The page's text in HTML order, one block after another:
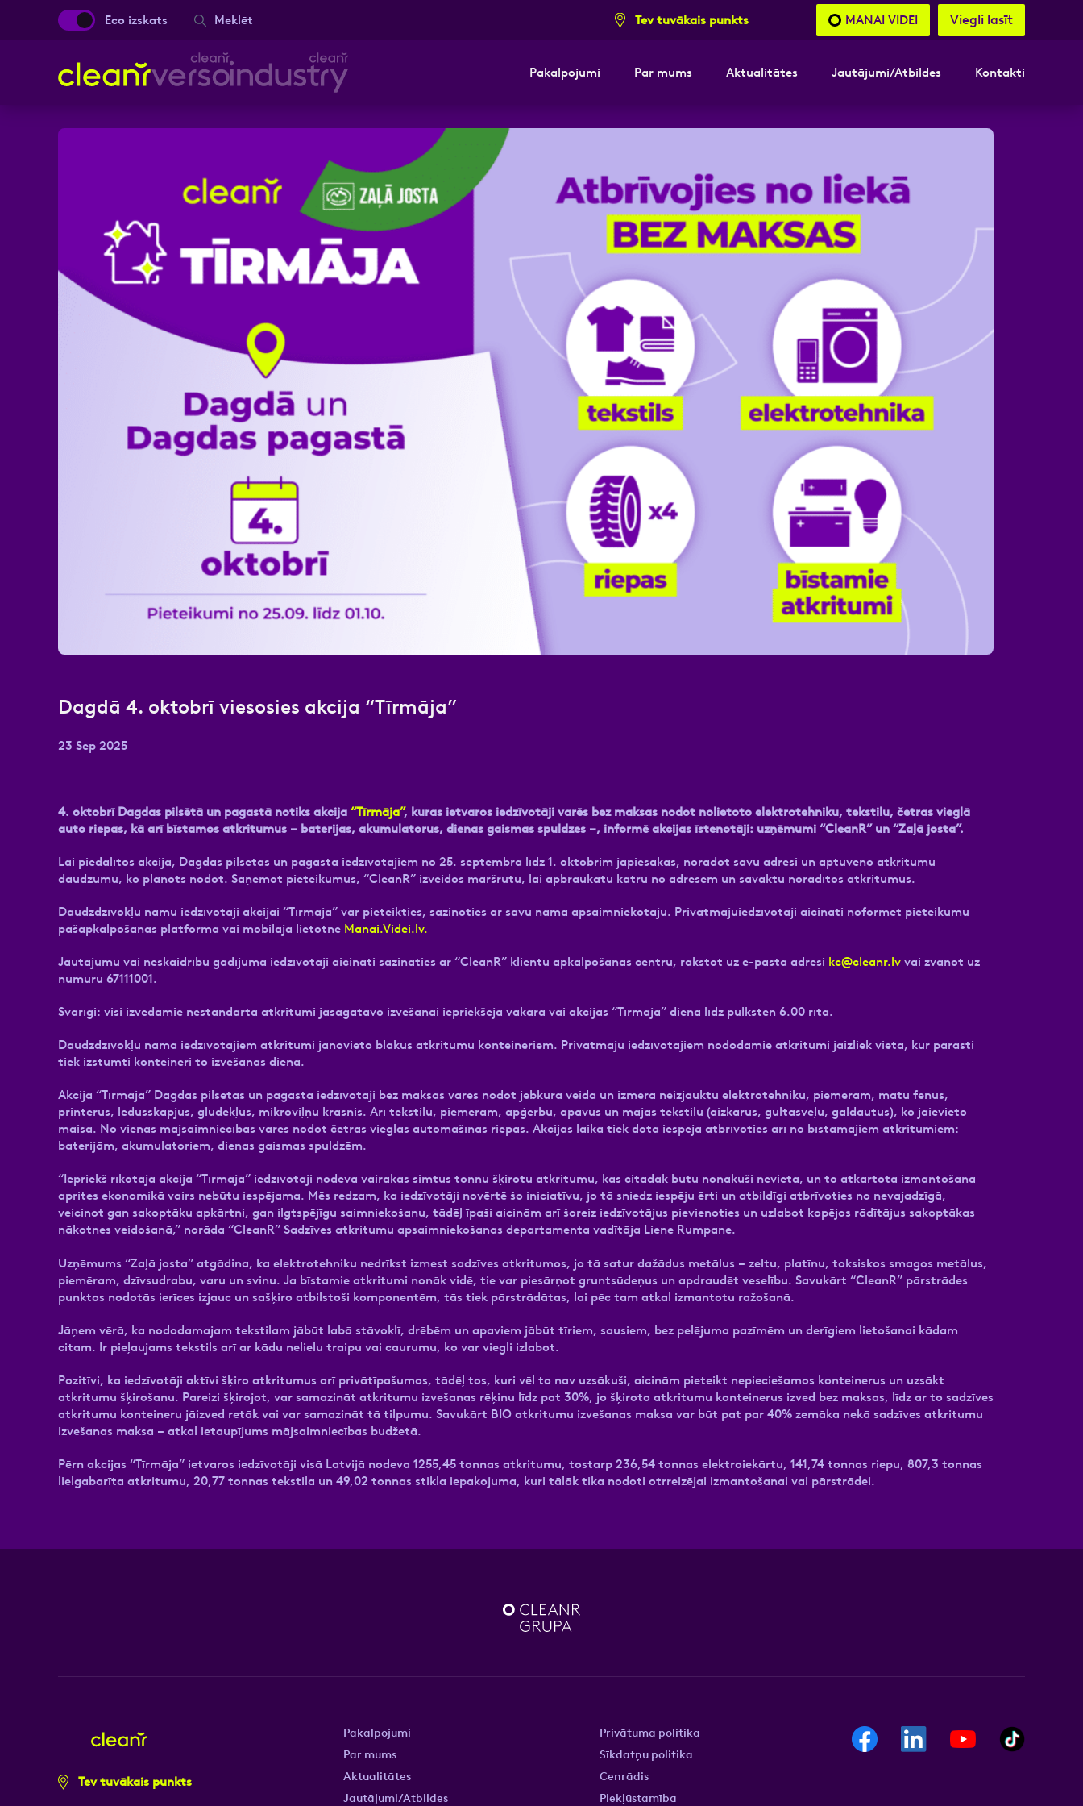
Eco izskats Meklēt Tev tuvākais punkts MANAI VIDEI Viegli lasīt
Pakalpojumi Par mums Aktualitātes Jautājumi/Atbildes Kontakti
Dagdā 4. oktobrī viesosies akcija “Tīrmāja”
23 Sep 2025
4. oktobrī Dagdas pilsētā un pagastā notiks akcija “Tīrmāja”, kuras ietvaros iedzīvotāji varēs bez maksas nodot nolietoto elektrotehniku, tekstilu, četras vieglā
auto riepas, kā arī bīstamos atkritumus – baterijas, akumulatorus, dienas gaismas spuldzes –, informē akcijas īstenotāji: uzņēmumi “CleanR” un “Zaļā josta”.
Lai piedalītos akcijā, Dagdas pilsētas un pagasta iedzīvotājiem no 25. septembra līdz 1. oktobrim jāpiesakās, norādot savu adresi un aptuveno atkritumu
daudzumu, ko plānots nodot. Saņemot pieteikumus, “CleanR” izveidos maršrutu, lai apbraukātu katru no adresēm un savāktu norādītos atkritumus.
Daudzdzīvokļu namu iedzīvotāji akcijai “Tīrmāja” var pieteikties, sazinoties ar savu nama apsaimniekotāju. Privātmājuiedzīvotāji aicināti noformēt pieteikumu
pašapkalpošanās platformā vai mobilajā lietotnē Manai.Videi.lv.
Jautājumu vai neskaidrību gadījumā iedzīvotāji aicināti sazināties ar “CleanR” klientu apkalpošanas centru, rakstot uz e-pasta adresi kc@cleanr.lv vai zvanot uz
numuru 67111001.
Svarīgi: visi izvedamie nestandarta atkritumi jāsagatavo izvešanai iepriekšējā vakarā vai akcijas “Tīrmāja” dienā līdz pulksten 6.00 rītā.
Daudzdzīvokļu nama iedzīvotājiem atkritumi jānovieto blakus atkritumu konteineriem. Privātmāju iedzīvotājiem nododamie atkritumi jāizliek vietā, kur parasti
tiek izstumti konteineri to izvešanas dienā.
Akcijā “Tīrmāja” Dagdas pilsētas un pagasta iedzīvotāji bez maksas varēs nodot jebkura veida un izmēra neizjauktu elektrotehniku, piemēram, matu fēnus,
printerus, ledusskapjus, gludekļus, mikroviļņu krāsnis. Arī tekstilu, piemēram, apģērbu, apavus un mājas tekstilu (aizkarus, gultasveļu, galdautus), ko jāievieto
maisā. No vienas mājsaimniecības varēs nodot četras vieglās automašīnas riepas. Akcijas laikā tiek dota iespēja atbrīvoties arī no bīstamajiem atkritumiem:
baterijām, akumulatoriem, dienas gaismas spuldzēm.
“Iepriekš rīkotajā akcijā “Tīrmāja” iedzīvotāji nodeva vairākas simtus tonnu šķirotu atkritumu, kas citādāk būtu nonākuši nevietā, un to atkārtota izmantošana
aprites ekonomikā vairs nebūtu iespējama. Mēs redzam, ka iedzīvotāji novērtē šo iniciatīvu, jo tā sniedz iespēju ērti un atbildīgi atbrīvoties no nevajadzīgā,
veicinot gan sakoptāku apkārtni, gan ilgtspējīgu saimniekošanu, tādēļ īpaši aicinām arī šoreiz iedzīvotājus pievienoties un uzlabot kopējos rādītājus sakoptākas
nākotnes veidošanā,” norāda “CleanR” Sadzīves atkritumu apsaimniekošanas departamenta vadītāja Liene Rumpane.
Uzņēmums “Zaļā josta” atgādina, ka elektrotehniku nedrīkst izmest sadzīves atkritumos, jo tā satur dažādus metālus – zeltu, platīnu, toksiskos smagos metālus,
piemēram, dzīvsudrabu, varu un svinu. Ja bīstamie atkritumi nonāk vidē, tie var piesārņot gruntsūdeņus un apdraudēt veselību. Savukārt “CleanR” pārstrādes
punktos nodotās ierīces izjauc un sašķiro atbilstoši komponentēm, tās tiek pārstrādātas, lai pēc tam atkal izmantotu ražošanā.
Jāņem vērā, ka nododamajam tekstilam jābūt labā stāvoklī, drēbēm un apaviem jābūt tīriem, sausiem, bez pelējuma pazīmēm un derīgiem lietošanai kādam
citam. Ir pieļaujams tekstils arī ar kādu nelielu traipu vai caurumu, ko var viegli izlabot.
Pozitīvi, ka iedzīvotāji aktīvi šķiro atkritumus arī privātīpašumos, tādēļ tos, kuri vēl to nav uzsākuši, aicinām pieteikt nepieciešamos konteinerus un uzsākt
atkritumu šķirošanu. Pareizi šķirojot, var samazināt atkritumu izvešanas rēķinu līdz pat 30%, jo šķiroto atkritumu konteinerus izved bez maksas, līdz ar to sadzīves
atkritumu konteineru jāizved retāk vai var samazināt tā tilpumu. Savukārt BIO atkritumu izvešanas maksa var būt pat par 40% zemāka nekā sadzīves atkritumu
izvešanas maksa – atkal ietaupījums mājsaimniecības budžetā.
Pērn akcijas “Tīrmāja” ietvaros iedzīvotāji visā Latvijā nodeva 1255,45 tonnas atkritumu, tostarp 236,54 tonnas elektroiekārtu, 141,74 tonnas riepu, 807,3 tonnas
lielgabarīta atkritumu, 20,77 tonnas tekstila un 49,02 tonnas stikla iepakojuma, kuri tālāk tika nodoti otrreizējai izmantošanai vai pārstrādei.
E-pasts
Ziņa
Atzīmējiet, ka piekrītat personas datu apstrādei. Vairāk
Tev tuvākais punkts
Pakalpojumi
Par mums
Aktualitātes
Jautājumi/Atbildes
Privātuma politika
Sīkdatņu politika
Cenrādis
Piekļūstamība